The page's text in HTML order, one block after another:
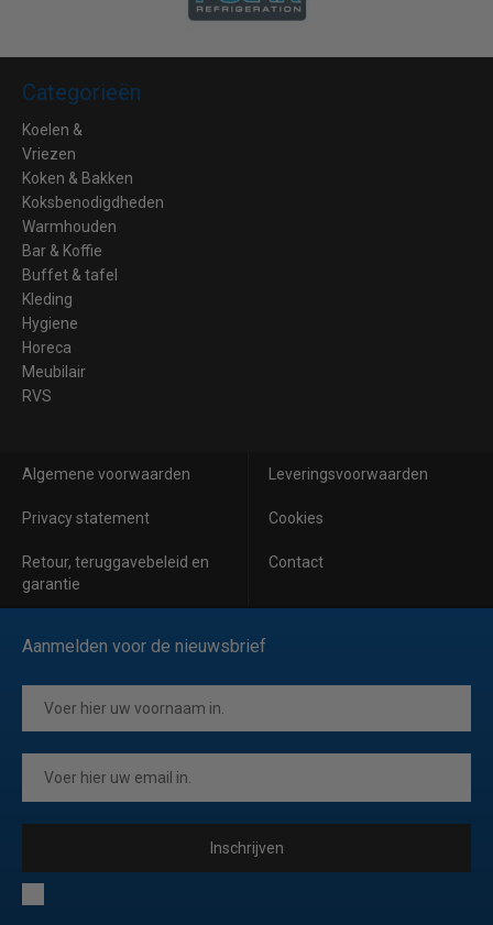
Categorieën
Koelen &
Vriezen
Koken & Bakken
Koksbenodigdheden
Warmhouden
Bar & Koffie
Buffet & tafel
Kleding
Hygiene
Horeca
Meubilair
RVS
Algemene voorwaarden Leveringsvoorwaarden
Privacy statement Cookies
Retour, teruggavebeleid en
garantie
Contact
Aanmelden voor de nieuwsbrief
Inschrijven